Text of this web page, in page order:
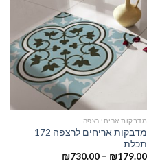
מדבקות אריחי רצפה
מדבקות אריחים לרצפה 172
תכלת
₪179.00
–
₪730.00